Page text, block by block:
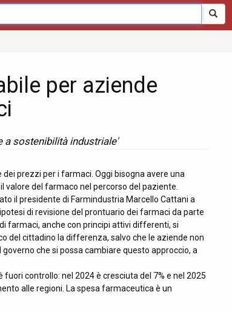
per aziende
a sostenibilità industriale'
prezzi per i farmaci. Oggi bisogna avere una
valore del farmaco nel percorso del paziente.
il presidente di Farmindustria Marcello Cattani a
di revisione del prontuario dei farmaci da parte
farmaci, anche con principi attivi differenti, si
del cittadino la differenza, salvo che le aziende non
che si possa cambiare questo approccio, a
controllo: nel 2024 è cresciuta del 7% e nel 2025
alle regioni. La spesa farmaceutica è un